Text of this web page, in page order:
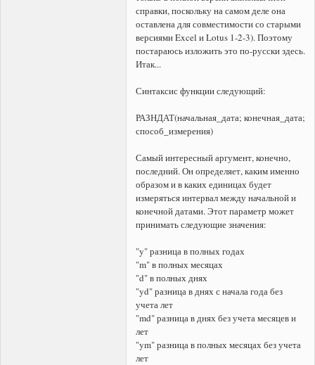
справки, поскольку на самом деле она
оставлена для совместимости со старыми
версиями Excel и Lotus 1-2-3). Поэтому
постараюсь изложить это по-русски здесь.
Итак...
Синтаксис функции следующий:
РАЗНДАТ(начальная_дата; конечная_дата;
способ_измерения)
Самый интересный аргумент, конечно,
последний. Он определяет, каким именно
образом и в каких единицах будет
измеряться интервал между начальной и
конечной датами. Этот параметр может
принимать следующие значения:
"y" разница в полных годах
"m" в полных месяцах
"d" в полных днях
"yd" разница в днях с начала года без
учета лет
"md" разница в днях без учета месяцев и
лет
"ym" разница в полных месяцах без учета
лет